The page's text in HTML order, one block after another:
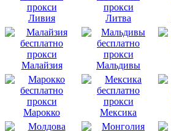
Ливия Литва
Малайзия Мальдивы
Марокко Мексика